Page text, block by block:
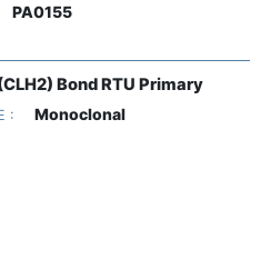
PA0155
Bond RTU Primary
: Monoclonal